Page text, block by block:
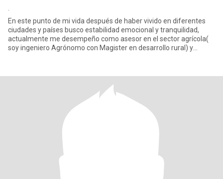
En este punto de mi vida después de haber vivido en diferentes
ciudades y países busco estabilidad emocional y tranquilidad,
actualmente me desempeño como asesor en el sector agrícola(
soy ingeniero Agrónomo con Magister en desarrollo rural) y